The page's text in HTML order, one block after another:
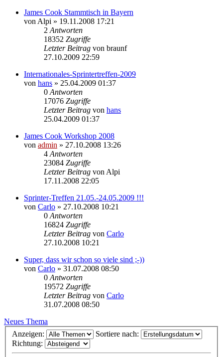
James Cook Stammtisch in Bayern
von Alpi » 19.11.2008 17:21
2 Antworten
18352 Zugriffe
Letzter Beitrag von braunf
27.10.2009 22:59
Internationales-Sprintertreffen-2009
von hans » 25.04.2009 01:37
0 Antworten
17076 Zugriffe
Letzter Beitrag von hans
25.04.2009 01:37
James Cook Workshop 2008
von admin » 27.10.2008 13:26
4 Antworten
23084 Zugriffe
Letzter Beitrag von Alpi
17.11.2008 22:05
Sprinter-Treffen 21.05.-24.05.2009 !!!
von Carlo » 27.10.2008 10:21
0 Antworten
16824 Zugriffe
Letzter Beitrag von Carlo
27.10.2008 10:21
Super, dass wir schon so viele sind ;-))
von Carlo » 31.07.2008 08:50
0 Antworten
19572 Zugriffe
Letzter Beitrag von Carlo
31.07.2008 08:50
Neues Thema
Anzeigen:
Sortiere nach:
Richtung: